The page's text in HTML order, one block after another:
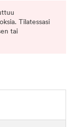
Tilatessasi
tai